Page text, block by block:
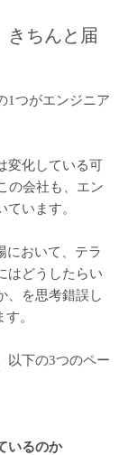
きちんと届
1つがエンジニア
変化している可
の会社も、エン
います。
において、テラ
はどうしたらい
、を思考錯誤し
。
以下の3つのペー
いるのか